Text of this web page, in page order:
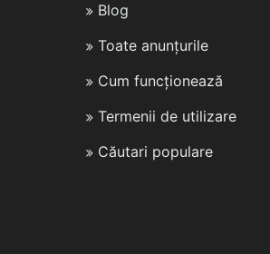
Blog
Toate anunțurile
Cum funcționează
Termenii de utilizare
Căutari populare